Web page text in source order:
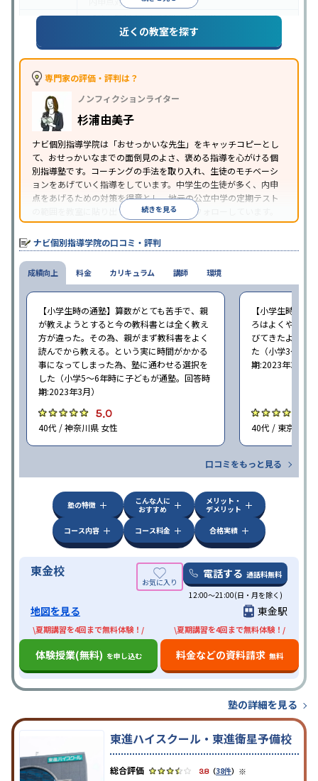
成績保証制度あり授業の振替可能オンライン対応
1科目から受講可能季節講習のみの受講可
※2023年3月調査。小学校高学年の個別指導塾アンケート調査方法を参
近くの教室を探す
専門家の評価・評判は？
ノンフィクションライター
杉浦由美子
ナビ個別指導学院は「おせっかいな先生」をキャッチコピーとし
て、おせっかいなまでの面倒見のよさ、褒める指導を心がける個
別指導塾です。コーチングの手法を取り入れ、生徒のモチベーシ
ョンをあげていく指導をしています。中学生の生徒が多く、内申
点をあげるための対策を得意とし、地元の公立中学の定期テスト
の範囲を教室に貼り出すなど手厚く学習をフォローしています。
オリジナルテキストを使用しており、特に英語は各教科書に合わ
せたテキストを使った「先取り学習」で理解度を深められます。
続きを見る
ナビ個別指導学院の口コミ・評判
成績向上
【小学生時の通塾】算数がとても苦手で、親
が教えようとすると今の教科書とは全く教え
方が違った。その為、親がまず教科書をよく
読んでから教える。という実に時間がかかる
事になってしまった為、塾に通わせる選択を
した（小学5〜6年時に子どもが通塾。回答時
期:2023年3月）
5.0
40代 / 神奈川県 女性
【小学生時の通
ろはよくやり方
びてきたようで
た（小学3〜6年
期:2023年3月）
40代 / 東京都 女
口コミをもっと見る
料金 カリキュラム 講師 環境
塾の特徴
こんな人に
おすすめ
メリット・
デメリット
コース内容
コース料金 合格実績
東金校 電話する 通話料無料
12:00～21:00(日・月を除く)
地図を見る 東金駅
\夏期講習を4回まで無料体験！/
体験授業(無料) を申し込む
\夏期講習を4回まで無料体験！/
料金などの資料請求 無料
塾の詳細を見る
東進ハイスクール・東進衛星予備校
3.8（38件） ※